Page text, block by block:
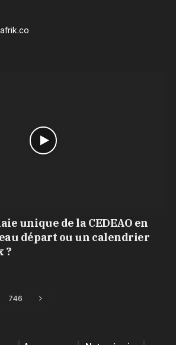
unique de la CEDEAO en
départ ou un calendrier
?
746 Next